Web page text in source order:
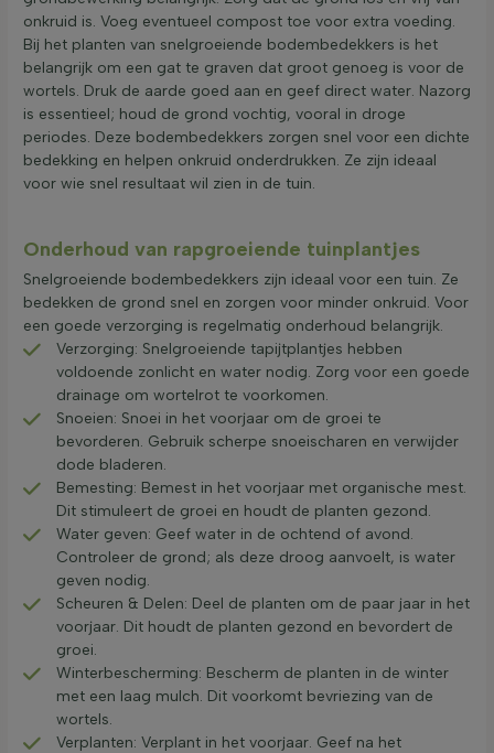
onkruid is. Voeg eventueel compost toe voor extra voeding.
Bij het planten van snelgroeiende bodembedekkers is het
belangrijk om een gat te graven dat groot genoeg is voor de
wortels. Druk de aarde goed aan en geef direct water. Nazorg
is essentieel; houd de grond vochtig, vooral in droge
periodes. Deze bodembedekkers zorgen snel voor een dichte
bedekking en helpen onkruid onderdrukken. Ze zijn ideaal
voor wie snel resultaat wil zien in de tuin.
Onderhoud van rapgroeiende tuinplantjes
Snelgroeiende bodembedekkers zijn ideaal voor een tuin. Ze
bedekken de grond snel en zorgen voor minder onkruid. Voor
een goede verzorging is regelmatig onderhoud belangrijk.
Verzorging: Snelgroeiende tapijtplantjes hebben
voldoende zonlicht en water nodig. Zorg voor een goede
drainage om wortelrot te voorkomen.
Snoeien: Snoei in het voorjaar om de groei te
bevorderen. Gebruik scherpe snoeischaren en verwijder
dode bladeren.
Bemesting: Bemest in het voorjaar met organische mest.
Dit stimuleert de groei en houdt de planten gezond.
Water geven: Geef water in de ochtend of avond.
Controleer de grond; als deze droog aanvoelt, is water
geven nodig.
Scheuren & Delen: Deel de planten om de paar jaar in het
voorjaar. Dit houdt de planten gezond en bevordert de
groei.
Winterbescherming: Bescherm de planten in de winter
met een laag mulch. Dit voorkomt bevriezing van de
wortels.
Verplanten: Verplant in het voorjaar. Geef na het